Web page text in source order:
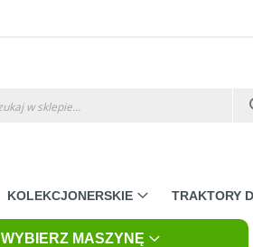
KOLEKCJONERSKIE TRAKTORY
WYBIERZ MASZYNĘ